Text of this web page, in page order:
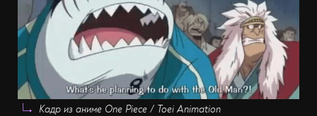
Кадр из аниме One Piece / Toei Animation